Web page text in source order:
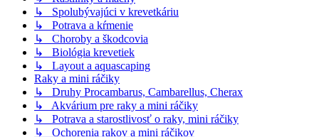
↳ Spolubývajúci v krevetkáriu
↳ Potrava a kŕmenie
↳ Choroby a škodcovia
↳ Biológia krevetiek
↳ Layout a aquascaping
Raky a mini ráčiky
↳ Druhy Procambarus, Cambarellus, Cherax
↳ Akvárium pre raky a mini ráčiky
↳ Potrava a starostlivosť o raky, mini ráčiky
↳ Ochorenia rakov a mini ráčikov